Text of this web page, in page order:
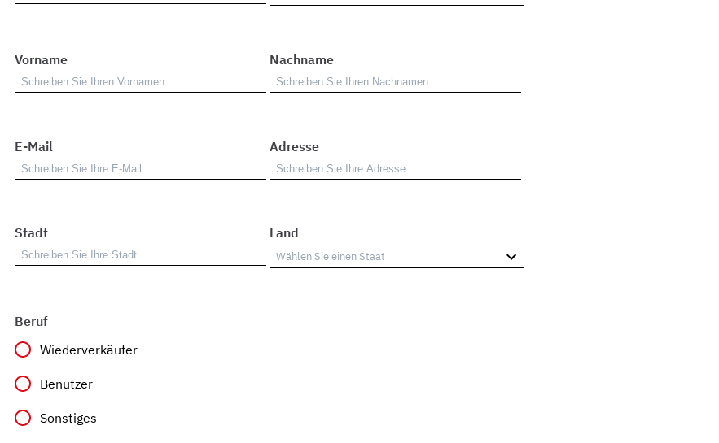
Vorname Nachname
E-Mail Adresse
Stadt Land
Beruf
Wiederverkäufer
Benutzer
Sonstiges